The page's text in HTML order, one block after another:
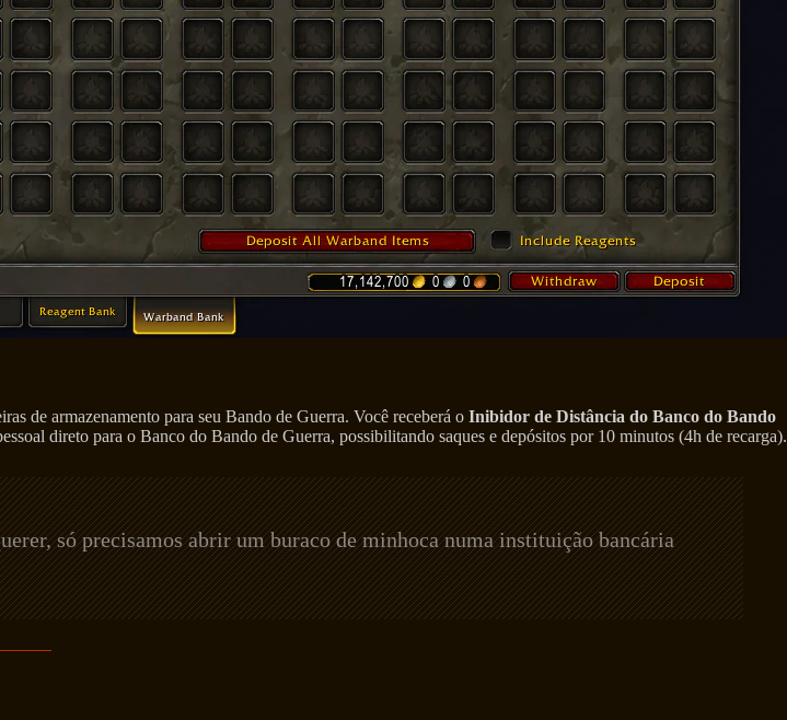
de armazenamento para seu Bando de Guerra. Você receberá o Inibidor de Distância do Banco do Bando
direto para o Banco do Bando de Guerra, possibilitando saques e depósitos por 10 minutos (4h de recarga).
só precisamos abrir um buraco de minhoca numa instituição bancária